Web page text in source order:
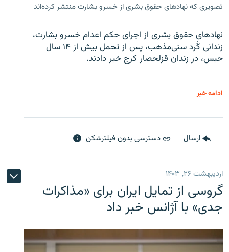
تصویری که نهادهای حقوق بشری از خسرو بشارت منتشر کرده‌اند
نهادهای حقوق بشری از اجرای حکم اعدام خسرو بشارت،
زندانی کُرد سنی‌مذهب، پس از تحمل بیش از ۱۴ سال
حبس، در زندان قزلحصار کرج خبر دادند.
ادامه خبر
ارسال دسترسی بدون فیلترشکن
اردیبهشت ۲۶, ۱۴۰۳
گروسی از تمایل ایران برای «مذاکرات
جدی» با آژانس خبر داد